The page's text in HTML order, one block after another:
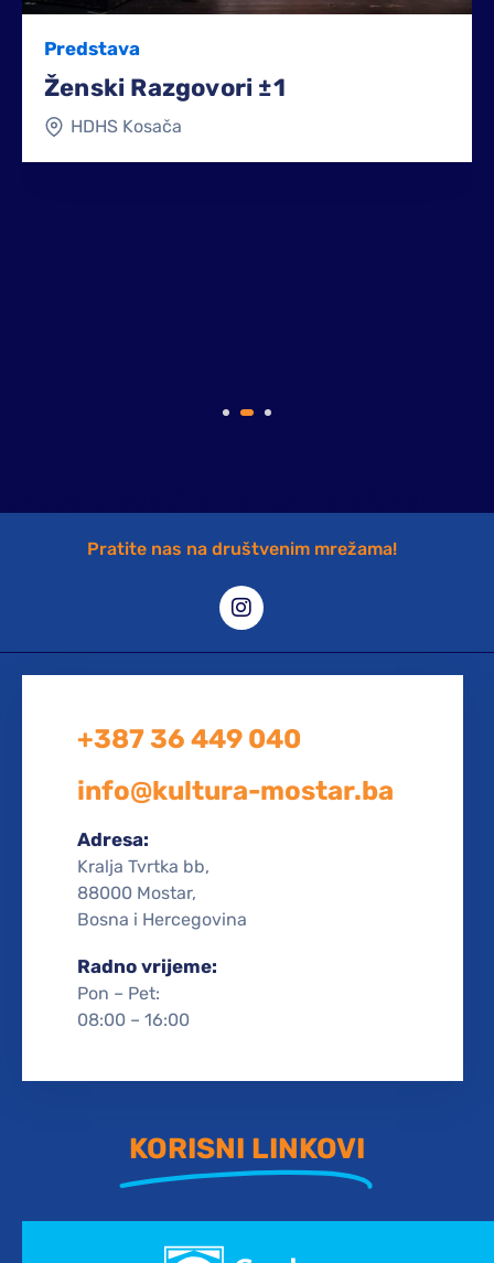
Predstava
Ženski Razgovori ±1
HDHS Kosača
Pratite nas na društvenim mrežama!
+387 36 449 040
info@kultura-mostar.ba
Adresa:
Kralja Tvrtka bb,
88000 Mostar,
Bosna i Hercegovina
Radno vrijeme:
Pon – Pet:
08:00 – 16:00
KORISNI LINKOVI